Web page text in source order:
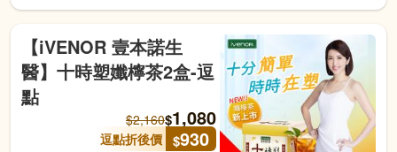
【iVENOR 壹本諾生
醫】十時塑孅檸茶2盒-逗
點
$2,160$1,080
逗點折後價 $930